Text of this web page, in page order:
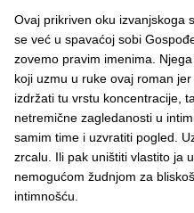
Ovaj prikriven oku izvanjskoga
se već u spavaćoj sobi
zovemo pravim imenima.
koji uzmu u ruke ovaj roman
izdržati tu vrstu koncentracije,
netremične zagledanosti u
samim time i uzvratiti pogled.
zrcalu. Ili pak uništiti vlastito ja
nemogućom žudnjom za
intimnošću.